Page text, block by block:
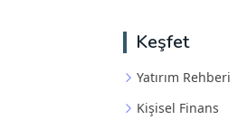
Keşfet
Yatırım Rehberi
Kişisel Finans